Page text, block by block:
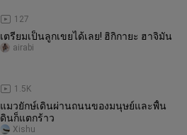
127
เตรียมเป็นลูกเขยได้เลย! ฮิกิกายะ ฮาจิมัน
1.5K
airabi
แมวยักษ์เดินผ่านถนนของมนุษย์และพื้น
ดินก็แตกร้าว
Xishu